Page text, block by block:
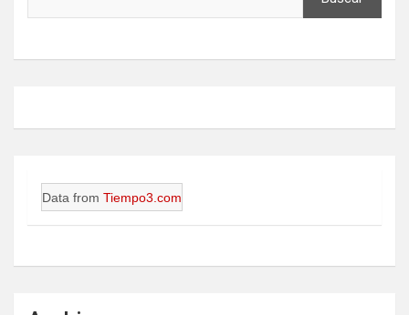
Data from Tiempo3.com